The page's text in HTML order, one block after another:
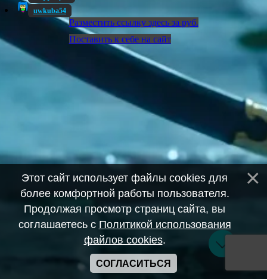
uwkuba54
Разместить ссылку здесь за руб.
Поставить к себе на сайт
Этот сайт использует файлы cookies для
более комфортной работы пользователя.
Продолжая просмотр страниц сайта, вы
соглашаетесь с Политикой использования
файлов cookies.
СОГЛАСИТЬСЯ